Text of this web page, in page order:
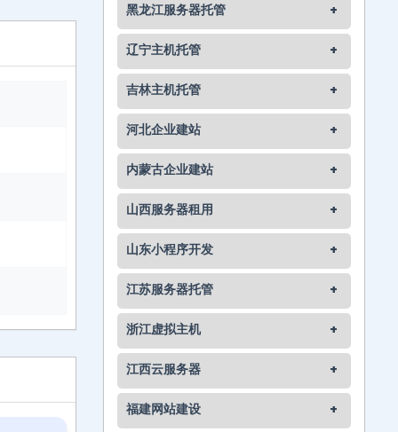
黑龙江服务器托管 +
辽宁主机托管 +
吉林主机托管 +
河北企业建站 +
内蒙古企业建站 +
山西服务器租用 +
山东小程序开发 +
江苏服务器托管 +
浙江虚拟主机 +
江西云服务器 +
福建网站建设 +